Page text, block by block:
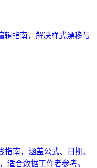
辑指南，解决样式漂移与
南，涵盖公式、日期、
适合数据工作者参考。